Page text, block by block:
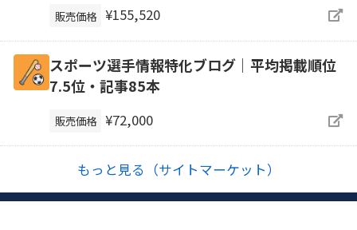
販売価格 ¥155,520
スポーツ選手情報特化ブログ｜平均掲載順位
7.5位・記事85本
販売価格 ¥72,000
もっと見る（サイトマーケット）